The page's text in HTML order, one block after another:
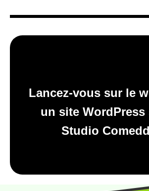
Lancez-vous sur le
un site WordPress
Studio